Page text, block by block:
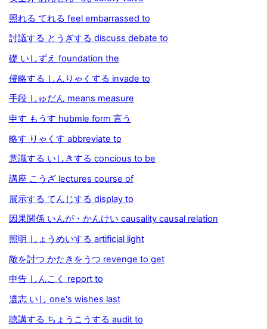
照れる てれる feel embarrassed to
討議する とうぎする discuss debate to
礎 いしずえ foundation the
侵略する しんりゃくする invade to
手段 しゅだん means measure
申す もうす hubmle form 言う
略す りゃくす abbreviate to
意識する いしきする concious to be
講座 こうざ lectures course of
展示する てんじする display to
因果関係 いんが・かんけい causality causal relation
照明 しょうめいする artificial light
敵を討つ かたきをうつ revenge to get
申告 しんこく report to
遺志 いし one's wishes last
聴講する ちょうこうする audit to